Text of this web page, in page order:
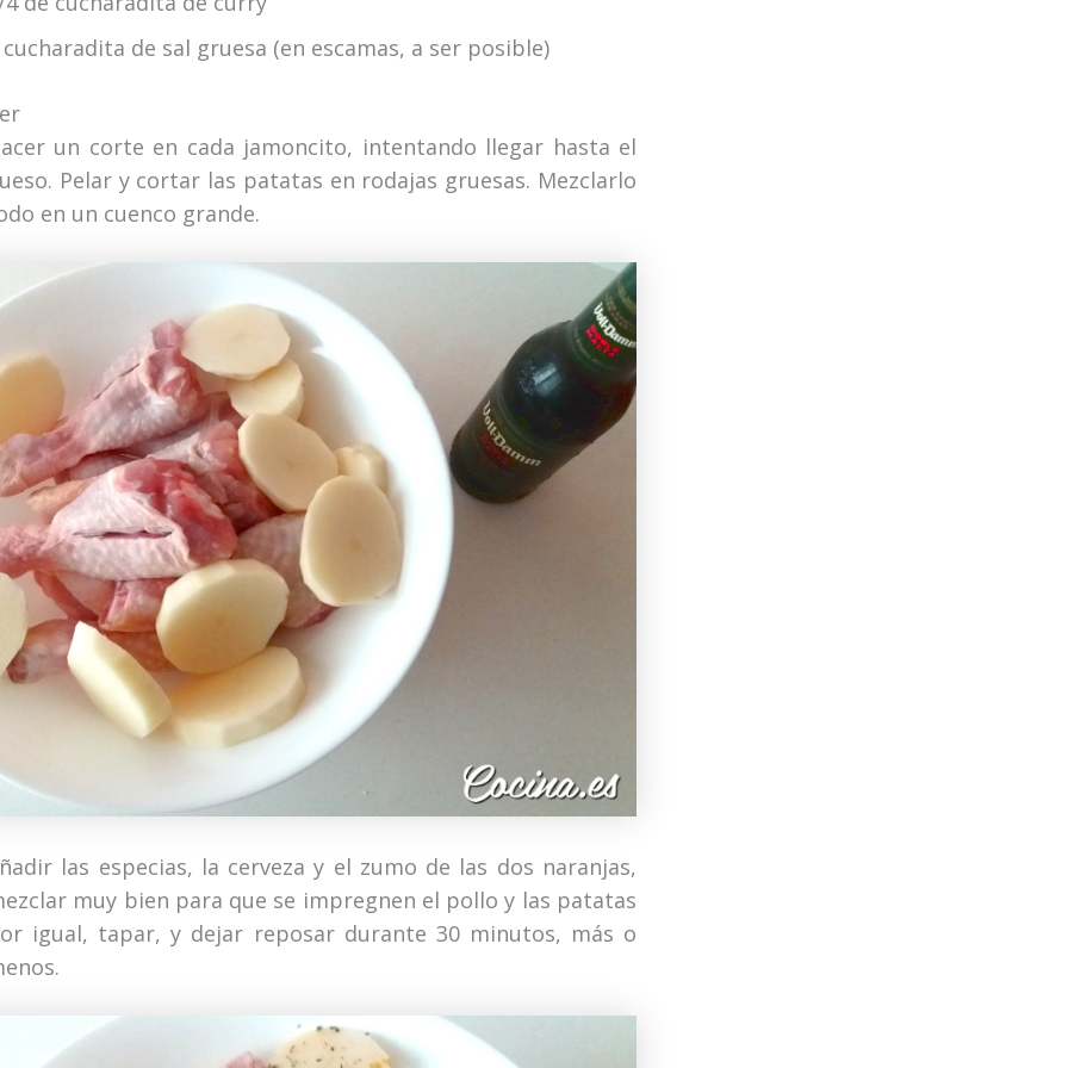
de sal gruesa (en escamas, a ser posible)
un corte en cada jamoncito, intentando llegar hasta el
Pelar y cortar las patatas en rodajas gruesas. Mezclarlo
en un cuenco grande.
las especias, la cerveza y el zumo de las dos naranjas,
muy bien para que se impregnen el pollo y las patatas
igual, tapar, y dejar reposar durante 30 minutos, más o